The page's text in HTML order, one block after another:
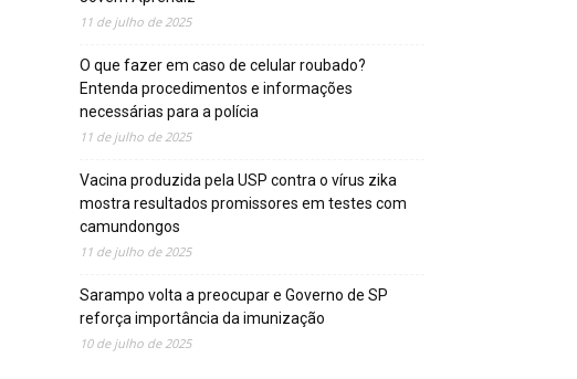
11 de julho de 2025
O que fazer em caso de celular roubado?
Entenda procedimentos e informações
necessárias para a polícia
11 de julho de 2025
Vacina produzida pela USP contra o vírus zika
mostra resultados promissores em testes com
camundongos
11 de julho de 2025
Sarampo volta a preocupar e Governo de SP
reforça importância da imunização
10 de julho de 2025